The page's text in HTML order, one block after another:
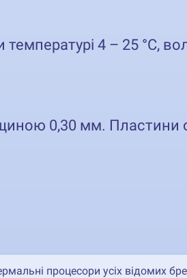
4 – 25 °С,
0,30 мм. Пластини
процесори усіх відомих